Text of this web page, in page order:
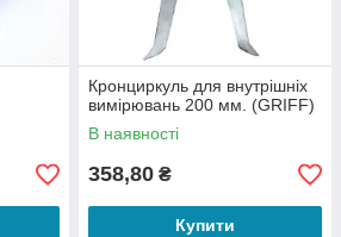
Кронциркуль для внутрішніх
вимірювань 200 мм. (GRIFF)
В наявності
358,80 ₴
Купити